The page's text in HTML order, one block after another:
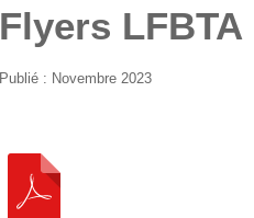
Flyers LFBTA
Publié : Novembre 2023